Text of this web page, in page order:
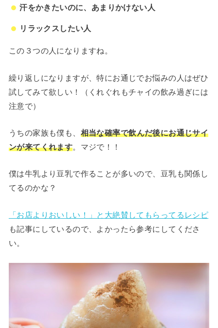
汗をかきたいのに、あまりかけない人
リラックスしたい人
この３つの人になりますね。
繰り返しになりますが、特にお通じでお悩みの人はぜひ
試してみて欲しい！（くれぐれもチャイの飲み過ぎには
注意で）
うちの家族も僕も、 相当な確率で飲んだ後にお通じサイ
ンが来てくれます。マジで！！
僕は牛乳より豆乳で作ることが多いので、豆乳も関係し
てるのかな？
「お店よりおいしい！」と大絶賛してもらってるレシピ
も記事にしているので、よかったら参考にしてくださ
い。